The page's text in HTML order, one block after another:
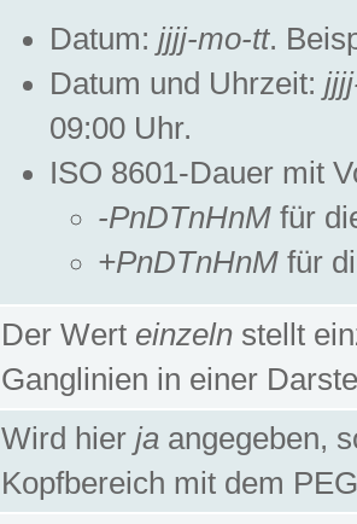
Datum: jjjj-mo-tt.
Datum und Uhrzeit:
09:00 Uhr.
ISO 8601-Dauer mit
-PnDTnHnM für
+PnDTnHnM für
Der Wert einzeln stellt
Ganglinien in einer
Wird hier ja angegeben,
Kopfbereich mit dem